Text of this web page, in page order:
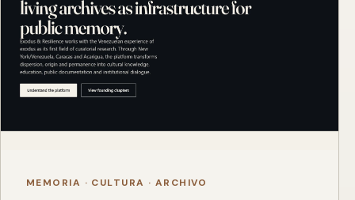
MEMORIA · CULTURA · ARCHIVO